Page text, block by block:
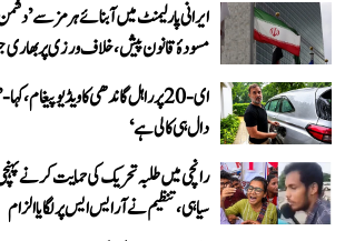
ایرانی پارلیمنٹ میں آبنائے ہرمز سے
مسودۂ قانون پیش، خلاف ورزی پر بھاری
ای-20 پر راہل گاندھی کا ویڈیو
دال ہی کالی ہے‘
رانچی میں طلبہ تحریک کی حمایت کرنے پہنچی
سیاہی، تنظیم نے آر ایس ایس پر لگایا الزام